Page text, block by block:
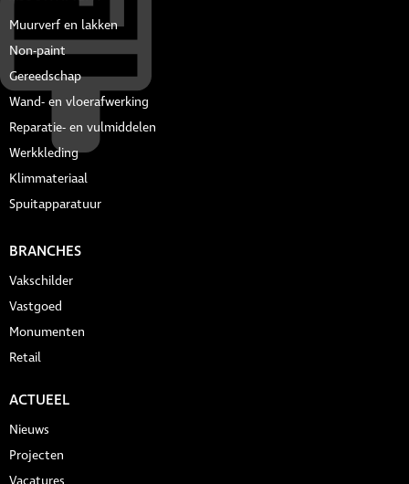
Muurverf en lakken
Non-paint
Gereedschap
Wand- en vloerafwerking
Reparatie- en vulmiddelen
Werkkleding
Klimmateriaal
Spuitapparatuur
BRANCHES
Vakschilder
Vastgoed
Monumenten
Retail
ACTUEEL
Nieuws
Projecten